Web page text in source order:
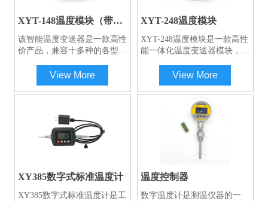
扫码咨询工程师一对一服务
XYT-148温度模块（带
USB调试）
​该智能温度变送器是一款高性
价产品，兼容十多种的各型热
24位Σ-△采样芯片，可保证高
精度测量；采用防浪涌、防反
接设计，避免工程安装中的误
安全设计，包括独立看门狗、
低压监控复位、多任务调度优
化等功能。全部采用进口元器
进行组态设置，方便快捷。
View More
XYT-248温度模块
XYT-248温度模块是一款高性
能一体化温度变送器模块，支
PT1000热电阻及E、J、B、
K、N、R、S、T热电偶，同
时具备毫伏信号和电阻信号测
量能力。该模块隔离电压高达
DC1000V，采用4-20mA叠加
HART协议数字通信，支持远
程管理，冷端补偿精度高，数
模块外形小巧，安装便捷，抗
可适配各类热电阻或热电偶，
View More
XY385数字式标准温度计
XY385数字式标准温度计是工
温度控制器
数字温度计是测温仪器的一